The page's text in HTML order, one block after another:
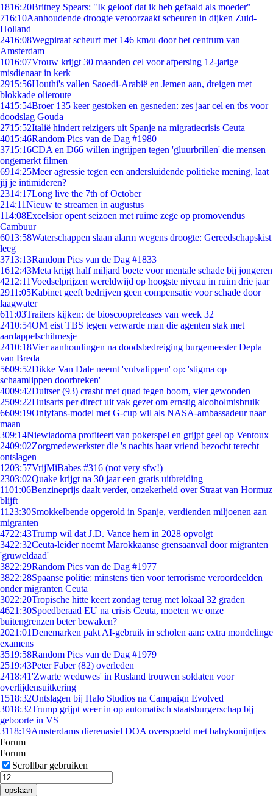
1816:20Britney Spears: "Ik geloof dat ik heb gefaald als moeder"
716:10Aanhoudende droogte veroorzaakt scheuren in dijken Zuid-
Holland
2416:08Wegpiraat scheurt met 146 km/u door het centrum van
Amsterdam
1016:07Vrouw krijgt 30 maanden cel voor afpersing 12-jarige
misdienaar in kerk
2915:56Houthi's vallen Saoedi-Arabië en Jemen aan, dreigen met
blokkade olieroute
1415:54Broer 135 keer gestoken en gesneden: zes jaar cel en tbs voor
doodslag Gouda
2715:52Italië hindert reizigers uit Spanje na migratiecrisis Ceuta
4015:46Random Pics van de Dag #1980
3715:16CDA en D66 willen ingrijpen tegen 'gluurbrillen' die mensen
ongemerkt filmen
6914:25Meer agressie tegen een andersluidende politieke mening, laat
jij je intimideren?
2314:17Long live the 7th of October
214:11Nieuw te streamen in augustus
114:08Excelsior opent seizoen met ruime zege op promovendus
Cambuur
6013:58Waterschappen slaan alarm wegens droogte: Gereedschapskist
leeg
3713:13Random Pics van de Dag #1833
1612:43Meta krijgt half miljard boete voor mentale schade bij jongeren
4212:11Voedselprijzen wereldwijd op hoogste niveau in ruim drie jaar
2911:05Kabinet geeft bedrijven geen compensatie voor schade door
laagwater
611:03Trailers kijken: de bioscoopreleases van week 32
2410:54OM eist TBS tegen verwarde man die agenten stak met
aardappelschilmesje
2410:18Vier aanhoudingen na doodsbedreiging burgemeester Depla
van Breda
5609:52Dikke Van Dale neemt 'vulvalippen' op: 'stigma op
schaamlippen doorbreken'
4009:42Duitser (93) crasht met quad tegen boom, vier gewonden
2509:22Huisarts per direct uit vak gezet om ernstig alcoholmisbruik
6609:19Onlyfans-model met G-cup wil als NASA-ambassadeur naar
maan
309:14Niewiadoma profiteert van pokerspel en grijpt geel op Ventoux
2409:02Zorgmedewerkster die 's nachts haar vriend bezocht terecht
ontslagen
1203:57VrijMiBabes #316 (not very sfw!)
2303:02Quake krijgt na 30 jaar een gratis uitbreiding
1101:06Benzineprijs daalt verder, onzekerheid over Straat van Hormuz
blijft
11 23:30Smokkelbende opgerold in Spanje, verdienden miljoenen aan
migranten
4722:43Trump wil dat J.D. Vance hem in 2028 opvolgt
3422:32Ceuta-leider noemt Marokkaanse grensaanval door migranten
'gruweldaad'
3822:29Random Pics van de Dag #1977
3822:28Spaanse politie: minstens tien voor terrorisme veroordeelden
onder migranten Ceuta
3022:20Tropische hitte keert zondag terug met lokaal 32 graden
4621:30Spoedberaad EU na crisis Ceuta, moeten we onze
buitengrenzen beter bewaken?
2021:01Denemarken pakt AI-gebruik in scholen aan: extra mondelinge
examens
3519:58Random Pics van de Dag #1979
2519:43Peter Faber (82) overleden
2418:41'Zwarte weduwes' in Rusland trouwen soldaten voor
overlijdensuitkering
1518:32Ontslagen bij Halo Studios na Campaign Evolved
3018:32Trump grijpt weer in op automatisch staatsburgerschap bij
geboorte in VS
3118:19Amsterdams dierenasiel DOA overspoeld met babykonijntjes
Forum
Forum
Scrollbar gebruiken
opslaan